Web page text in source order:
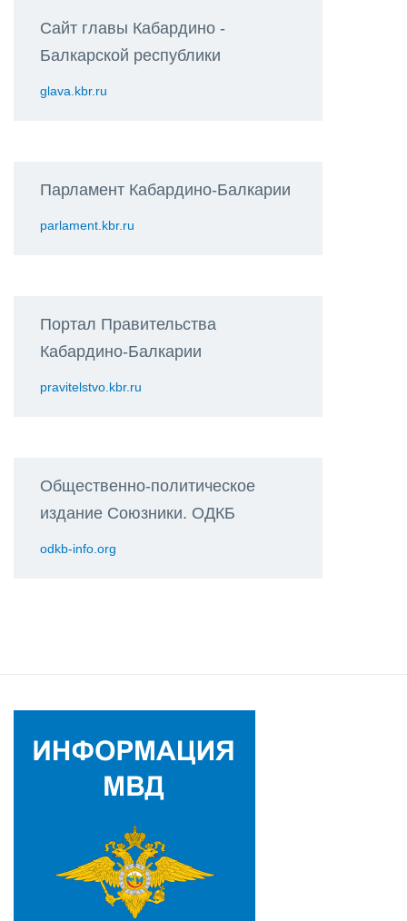
Сайт главы Кабардино -
Балкарской республики
glava.kbr.ru
Парламент Кабардино-Балкарии
parlament.kbr.ru
Портал Правительства
Кабардино-Балкарии
pravitelstvo.kbr.ru
Общественно-политическое
издание Союзники. ОДКБ
odkb-info.org